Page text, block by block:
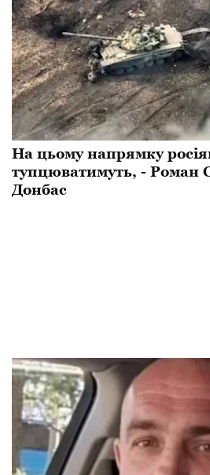
На цьому напрямку
тупцюватимуть, - Роман
Донбас